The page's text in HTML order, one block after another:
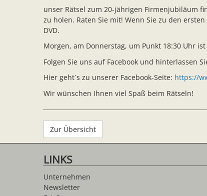
unser Rätsel zum 20-jährigen Firmenjubiläum
zu holen. Raten Sie mit! Wenn Sie zu den
DVD.
Morgen, am Donnerstag, um Punkt 18:30 Uhr
Folgen Sie uns auf Facebook und hinterlassen
Hier geht´s zu unserer Facebook-Seite: https://
Wir wünschen Ihnen viel Spaß beim Rätseln!
Zur Übersicht
LINKS
Unternehmen
Newsletter